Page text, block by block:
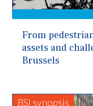
From
assets and
Brussels
BSI synopsis